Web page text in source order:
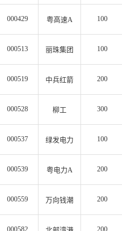
000429 粤高速A 100
000513 丽珠集团 100
000519 中兵红箭 200
000528 柳工 300
000537 绿发电力 100
000539 粤电力A 200
000559 万向钱潮 200
000582 200